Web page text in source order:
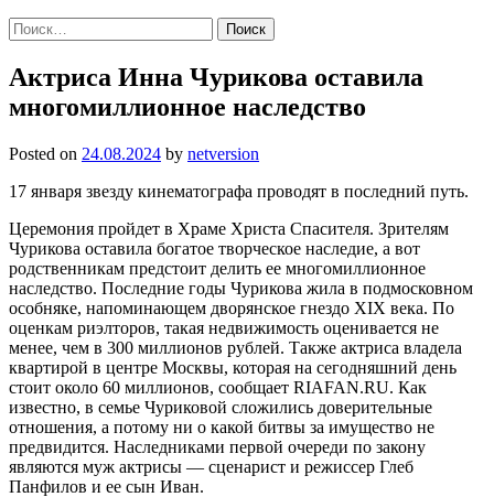
Найти:
Актриса Инна Чурикова оставила
многомиллионное наследство
Posted on 24.08.2024 by netversion
17 января звезду кинематографа проводят в последний путь.
Церемония пройдет в Храме Христа Спасителя. Зрителям
Чурикова оставила богатое творческое наследие, а вот
родственникам предстоит делить ее многомиллионное
наследство. Последние годы Чурикова жила в подмосковном
особняке, напоминающем дворянское гнездо XIX века. По
оценкам риэлторов, такая недвижимость оценивается не
менее, чем в 300 миллионов рублей. Также актриса владела
квартирой в центре Москвы, которая на сегодняшний день
стоит около 60 миллионов, сообщает RIAFAN.RU. Как
известно, в семье Чуриковой сложились доверительные
отношения, а потому ни о какой битвы за имущество не
предвидится. Наследниками первой очереди по закону
являются муж актрисы — сценарист и режиссер Глеб
Панфилов и ее сын Иван.